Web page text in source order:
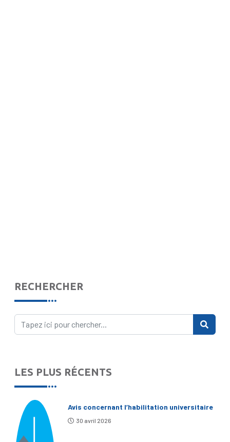
RECHERCHER
LES PLUS RÉCENTS
Avis concernant l’habilitation universitaire
30 avril 2026